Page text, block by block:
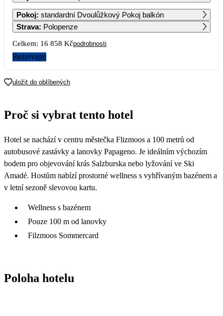
1 2
3 4 5 6 7 8 9
10
8 429 8 429 8 429 8 429 8 429 8 429
17 18
24
8 429
25 26 27
31
8 429
Pokoj: standardní Dvoulůžkový Pokoj balkón
Strava: Polopenze
Celkem: 16 858 Kčpodrobnosti
Rezervujte
uložit do oblíbených
Proč si vybrat tento hotel
Hotel se nachází v centru městečka Flizmoos a 100 metrů od
autobusové zastávky a lanovky Papageno. Je ideálním výchozím
bodem pro objevování krás Salzburska nebo lyžování ve Ski
Amadé. Hostům nabízí prostorné wellness s vyhřívaným bazénem a
v letní sezoně slevovou kartu.
Wellness s bazénem
Pouze 100 m od lanovky
Filzmoos Sommercard
Poloha hotelu